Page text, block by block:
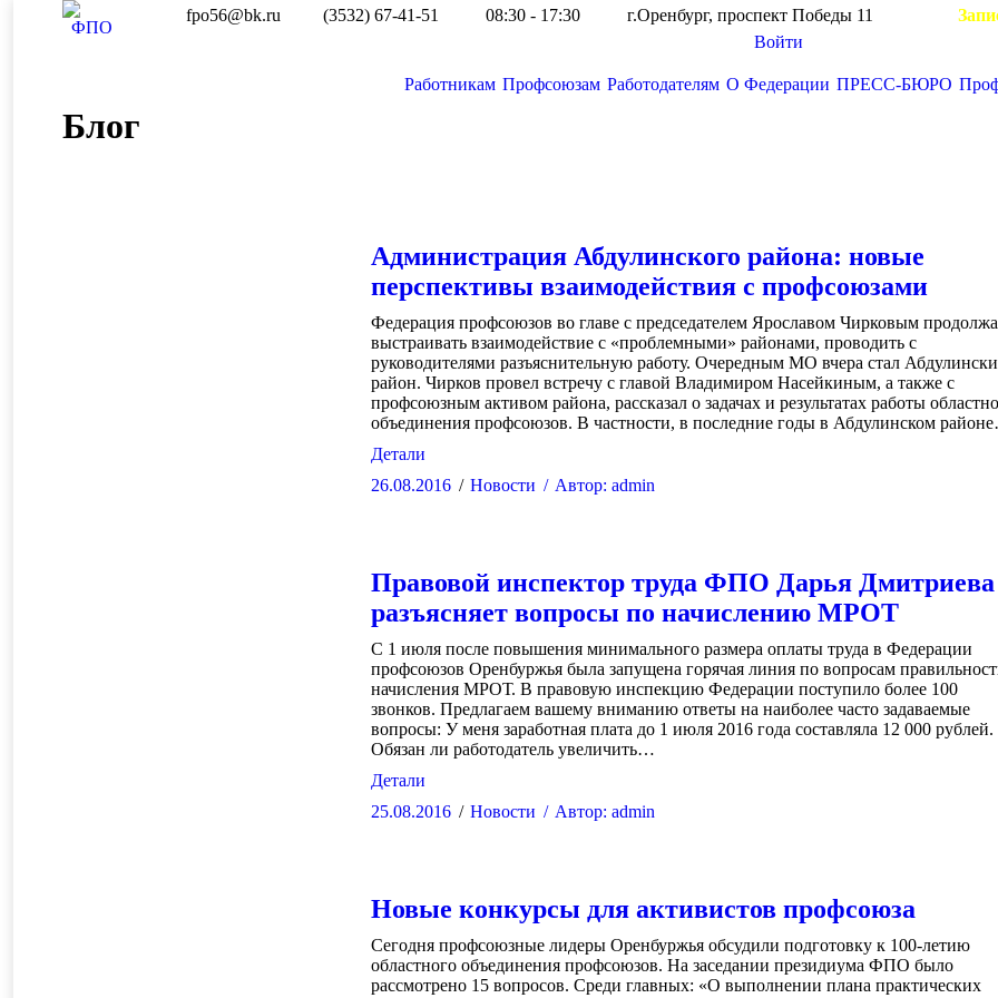
fpo56@bk.ru (3532) 67-41-51 08:30 - 17:30 г.Оренбург, проспект Победы 11
Войти
Работникам Профсоюзам Работодателям О Федерации ПРЕСС-БЮРО
Блог
Администрация Абдулинского района: новые
перспективы взаимодействия с профсоюзами
Федерация профсоюзов во главе с председателем Ярославом Чирковым
выстраивать взаимодействие с «проблемными» районами, проводить с
руководителями разъяснительную работу. Очередным МО вчера стал
район. Чирков провел встречу с главой Владимиром Насейкиным, а также с
профсоюзным активом района, рассказал о задачах и результатах работы
объединения профсоюзов. В частности, в последние годы в Абдулинском
Детали
26.08.2016
Новости Автор:admin
Правовой инспектор труда ФПО Дарья Дмитриева
разъясняет вопросы по начислению МРОТ
С 1 июля после повышения минимального размера оплаты труда в Федерации
профсоюзов Оренбуржья была запущена горячая линия по вопросам
начисления МРОТ. В правовую инспекцию Федерации поступило более 100
звонков. Предлагаем вашему вниманию ответы на наиболее часто задаваемые
вопросы: У меня заработная плата до 1 июля 2016 года составляла 12 000 рублей.
Обязан ли работодатель увеличить…
Детали
25.08.2016
Новости Автор:admin
Новые конкурсы для активистов профсоюза
Сегодня профсоюзные лидеры Оренбуржья обсудили подготовку к 100-летию
областного объединения профсоюзов. На заседании президиума ФПО было
рассмотрено 15 вопросов. Среди главных: «О выполнении плана практических